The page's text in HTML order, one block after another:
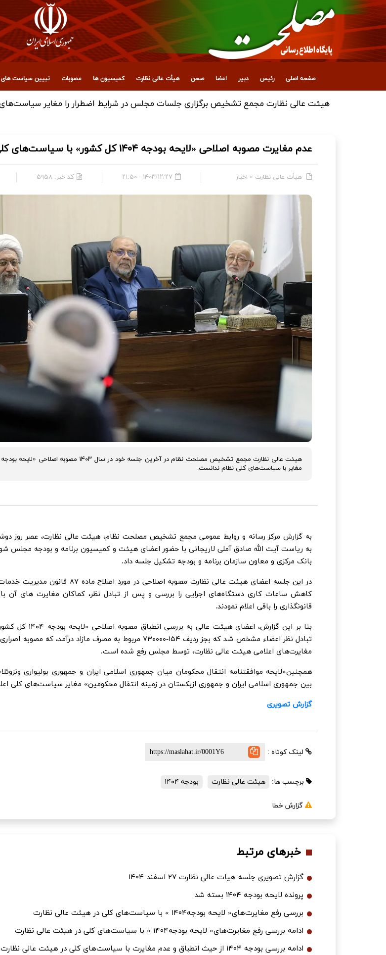
صفحه اصلی رئیس دبیر اعضا صحن هیأت عالی نظارت کمیسیون ها مصوبات تبیین سیاست
هیئت عالی نظارت مجمع تشخیص برگزاری جلسات مجلس در شرایط اضطرار را مغایر
عدم مغایرت مصوبه اصلاحی «لایحه بودجه ۱۴۰۴ کل کشور» با سیاست‌های کلی نظام
هیأت عالی نظارت » اخبار ۱۴۰۳/۱۲/۲۷ - ۲۱:۵۰ کد خبر: ۵۹۵۸
مغایر با سیاست‌های کلی نظام ندانست.
به ریاست آیت الله صادق آملی لاریجانی با حضور اعضای هیئت و کمیسیون برنامه و بودجه مجلس
بانک مرکزی و معاون سازمان برنامه و بودجه تشکیل جلسه داد.
در این جلسه اعضای هیئت عالی نظارت مصوبه اصلاحی در
کاهش ساعات کاری دستگاه‌های اجرایی را بررسی و پس از تبادل نظر، کماکان مغایرت های آن
قانونگذاری را باقی اعلام نمودند.
بنا بر این گزارش، اعضای هیئت
تبادل نظر اعضاء مشخص شد که بجز ردیف ۱۵۴-۷۳۰۰۰۰ مربوط به مصرف مازاد
مغایرت‌های اعلامی هیئت عالی نظارت، توسط مجلس رفع شده است.
همچنین«لایحه موافقتنامه انتقال محکومان میان جمهوری اسلامی ایران و جمهوری بولیواری
بین جمهوری اسلامی ایران و جمهوری ازبکستان در زمینه انتقال محکومین» مغایر سیاست‌های کلی
گزارش تصویری
لینک کوتاه :
برچسب ها: هیئت عالی نظارت بودجه ۱۴۰۴
گزارش خطا
خبرهای مرتبط
گزارش تصویری جلسه هیات عالی نظارت ۲۷ اسفند ۱۴۰۴
پرونده لایحه بودجه ۱۴۰۴ بسته شد
بررسی رفع مغایرت‌های« لایحه بودجه۱۴۰۴ » با سیاست‌های کلی در هیئت عالی نظارت
ادامه بررسی رفع مغایرت‌های« لایحه بودجه۱۴۰۴ » با سیاست‌های کلی در هیئت عالی نظارت
ادامه بررسی بودجه ۱۴۰۴ از حیث انطباق و عدم مغایرت با سیاست‌های کلی در هیئت عالی نظارت